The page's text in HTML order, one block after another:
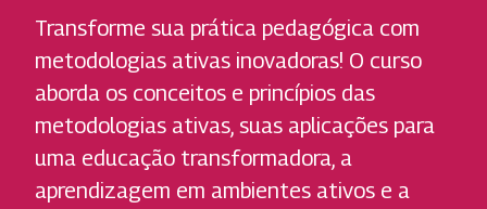
Transforme sua prática pedagógica com
metodologias ativas inovadoras! O curso
aborda os conceitos e princípios das
metodologias ativas, suas aplicações para
uma educação transformadora, a
aprendizagem em ambientes ativos e a